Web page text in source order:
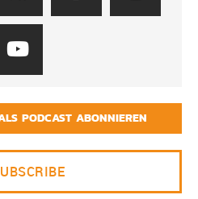
PODCAST ABONNIEREN